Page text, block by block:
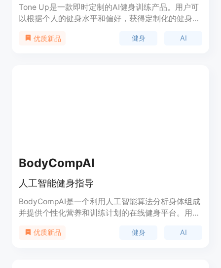
Tone Up是一款即时定制的AI健身训练产品。用户可
以根据个人的健身水平和偏好，获得定制化的健身训
定价灵活，定位于个人健身市场。
优质新品 健身 AI
BodyCompAI
人工智能健身指导
BodyCompAI是一个利用人工智能算法分析身体组成
并提供个性化营养和训练计划的在线健身平台。用户
量、体脂率等指标,并根据目标和身体条件生成定制
优质新品 健身 AI